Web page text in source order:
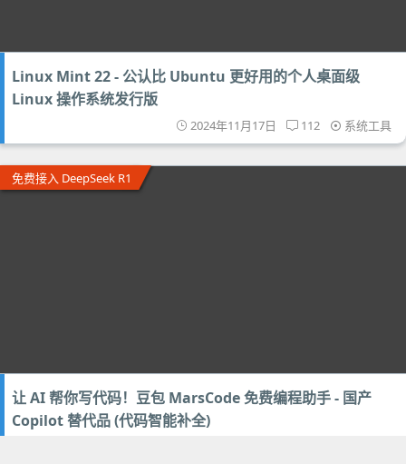
Linux Mint 22 - 公认比 Ubuntu 更好用的个人桌面级
Linux 操作系统发行版
2024年11月17日 112 系统工具
免费接入 DeepSeek R1
让 AI 帮你写代码！豆包 MarsCode 免费编程助手 - 国产
Copilot 替代品 (代码智能补全)